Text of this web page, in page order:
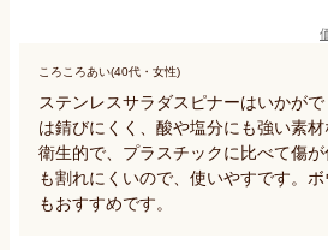
ころころあい(40代・女性)
ステンレスサラダスピナーはいかが
は錆びにくく、酸や塩分にも強い素材
衛生的で、プラスチックに比べて傷
も割れにくいので、使いやすです。
もおすすめです。